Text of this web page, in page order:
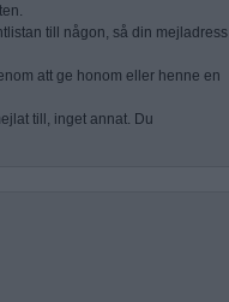
till någon, så din mejladress
att ge honom eller henne en
till, inget annat. Du